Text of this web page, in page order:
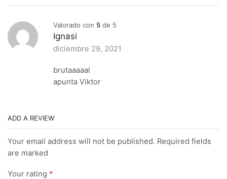
Valorado con 5 de 5
Ignasi
diciembre 29, 2021
brutaaaaal
apunta Viktor
ADD A REVIEW
Your email address will not be published. Required fields
are marked
Your rating *